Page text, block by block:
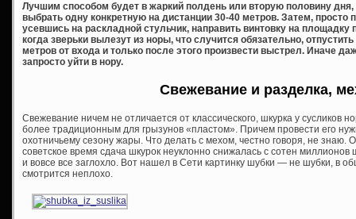
Лучшим способом будет в жаркий полдень или вторую половину
выбрать одну конкретную на дистанции 30-40 метров. Затем,
усевшись на раскладной стульчик, направить винтовку на
когда зверьки вылезут из норы, что случится обязательно,
метров от входа и только после этого произвести выстрел. Иначе
запросто уйти в нору.
Свежевание и разделка,
Свежевание ничем не отличается от классического, шкурка у сусликов
более традиционным для грызунов «пластом». Причем провести его
охотничьему сезону жары. Что делать с мехом, честно говоря, не знаю.
советское время сдача шкурок неуклонно снижалась с сотен
и вовсе все заглохло. Вот нашел в Сети картинку шубки — не шубки, в
смотрится неплохо.